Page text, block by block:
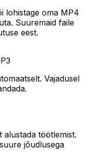
lohistage oma MP4
Suuremaid faile
eest.
Vajadusel
alustada töötlemist.
jõudlusega